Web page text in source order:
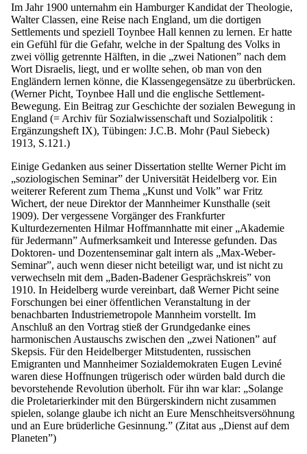
Im Jahr 1900 unternahm ein Hamburger Kandidat der Theologie,
Walter Classen, eine Reise nach England, um die dortigen
Settlements und speziell Toynbee Hall kennen zu lernen. Er hatte
ein Gefühl für die Gefahr, welche in der Spaltung des Volks in
zwei völlig getrennte Hälften, in die „zwei Nationen” nach dem
Wort Disraelis, liegt, und er wollte sehen, ob man von den
Engländern lernen könne, die Klassengegensätze zu überbrücken.
(Werner Picht, Toynbee Hall und die englische Settlement-
Bewegung. Ein Beitrag zur Geschichte der sozialen Bewegung in
England (= Archiv für Sozialwissenschaft und Sozialpolitik :
Ergänzungsheft IX), Tübingen: J.C.B. Mohr (Paul Siebeck)
1913, S.121.)
Einige Gedanken aus seiner Dissertation stellte Werner Picht im
„soziologischen Seminar” der Universität Heidelberg vor. Ein
weiterer Referent zum Thema „Kunst und Volk” war Fritz
Wichert, der neue Direktor der Mannheimer Kunsthalle (seit
1909). Der vergessene Vorgänger des Frankfurter
Kulturdezernenten Hilmar Hoffmannhatte mit einer „Akademie
für Jedermann” Aufmerksamkeit und Interesse gefunden. Das
Doktoren- und Dozentenseminar galt intern als „Max-Weber-
Seminar”, auch wenn dieser nicht beteiligt war, und ist nicht zu
verwechseln mit dem „Baden-Badener Gesprächskreis” von
1910. In Heidelberg wurde vereinbart, daß Werner Picht seine
Forschungen bei einer öffentlichen Veranstaltung in der
benachbarten Industriemetropole Mannheim vorstellt. Im
Anschluß an den Vortrag stieß der Grundgedanke eines
harmonischen Austauschs zwischen den „zwei Nationen” auf
Skepsis. Für den Heidelberger Mitstudenten, russischen
Emigranten und Mannheimer Sozialdemokraten Eugen Leviné
waren diese Hoffnungen trügerisch oder würden bald durch die
bevorstehende Revolution überholt. Für ihn war klar: „Solange
die Proletarierkinder mit den Bürgerskindern nicht zusammen
spielen, solange glaube ich nicht an Eure Menschheitsversöhnung
und an Eure brüderliche Gesinnung.” (Zitat aus „Dienst auf dem
Planeten”)